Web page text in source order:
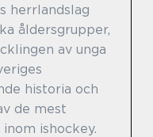
herrlandslag
åldersgrupper,
av unga
historia och
de mest
ishockey.